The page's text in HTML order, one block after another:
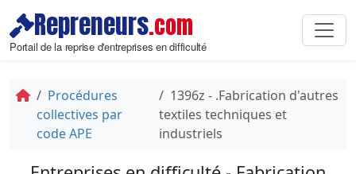
Repreneurs.com
Portail de la reprise d'entreprises en difficulté
Procédures
collectives par
code APE
1396z - .Fabrication d'autres
textiles techniques et
industriels